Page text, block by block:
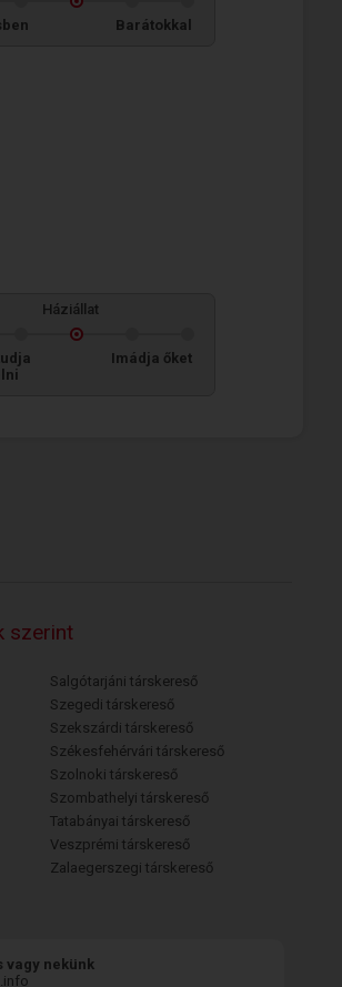
Barátokkal
Háziállat
Imádja őket
szerint
Salgótarjáni társkereső
Szegedi társkereső
Szekszárdi társkereső
Székesfehérvári társkereső
Szolnoki társkereső
Szombathelyi társkereső
Tatabányai társkereső
Veszprémi társkereső
Zalaegerszegi társkereső
vagy nekünk